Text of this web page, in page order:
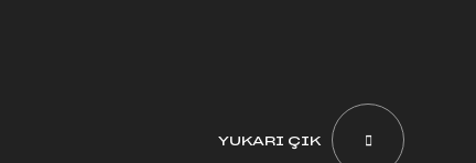
YUKARI ÇIK